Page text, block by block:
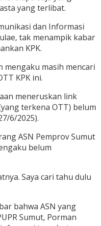
yang terlibat.
dan Informasi
tak menampik kabar
KPK.
mengaku masih mencari
KPK ini.
meneruskan link
terkena OTT) belum
6/2025).
ASN Pemprov Sumut
belum
Saya cari tahu dulu
bahwa ASN yang
Sumut, Porman